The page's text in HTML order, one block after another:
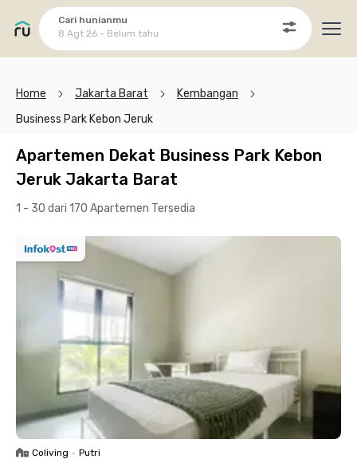
Cari hunianmu
8 Agt 26 - Belum tahu
Home Jakarta Barat
Kembangan
Business Park Kebon Jeruk
Apartemen Dekat Business Park Kebon
Jeruk Jakarta Barat
1 - 30 dari 170 Apartemen Tersedia
Coliving • Putri